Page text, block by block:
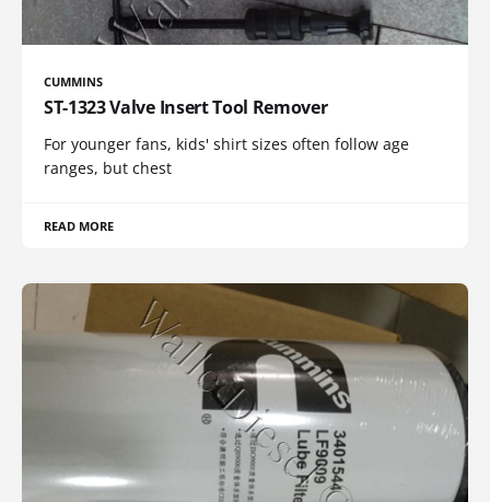
CUMMINS
ST-1323 Valve Insert Tool Remover
For younger fans, kids' shirt sizes often follow age
ranges, but chest
READ MORE